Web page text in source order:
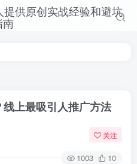
上最吸引人推广方法
关注
1003 10